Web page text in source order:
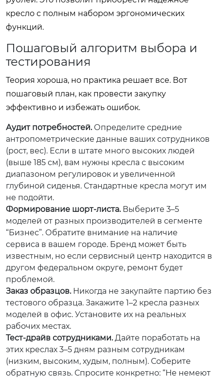
кресло с полным набором эргономических
функций.
Пошаговый алгоритм выбора и
тестирования
Теория хороша, но практика решает все. Вот
пошаговый план, как провести закупку
эффективно и избежать ошибок.
Аудит потребностей.Определите средние
антропометрические данные ваших сотрудников
(рост, вес). Если в штате много высоких людей
(выше 185 см), вам нужны кресла с высоким
диапазоном регулировок и увеличенной
глубиной сиденья. Стандартные кресла могут им
не подойти.
Формирование шорт-листа.Выберите 3–5
моделей от разных производителей в сегменте
“Бизнес”. Обратите внимание на наличие
сервиса в вашем городе. Бренд может быть
известным, но если сервисный центр находится в
другом федеральном округе, ремонт будет
проблемой.
Заказ образцов.Никогда не закупайте партию без
тестового образца. Закажите 1–2 кресла разных
моделей в офис. Установите их на реальных
рабочих местах.
Тест-драйв сотрудниками.Дайте поработать на
этих креслах 3–5 дням разным сотрудникам
(низким, высоким, худым, полным). Соберите
обратную связь. Спросите конкретно: “Не немеют